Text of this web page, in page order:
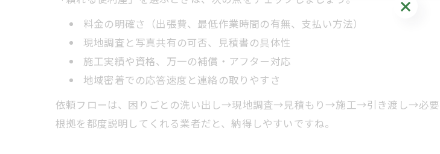
料金の明確さ（出張費、最低作業時間の有無、支払い方法）
現地調査と写真共有の可否、見積書の具体性
施工実績や資格、万一の補償・アフター対応
地域密着での応答速度と連絡の取りやすさ
依頼フローは、困りごとの洗い出し→現地調査→見積もり→施工→引き渡し→必
根拠を都度説明してくれる業者だと、納得しやすいですね。
お問い合わせはこち